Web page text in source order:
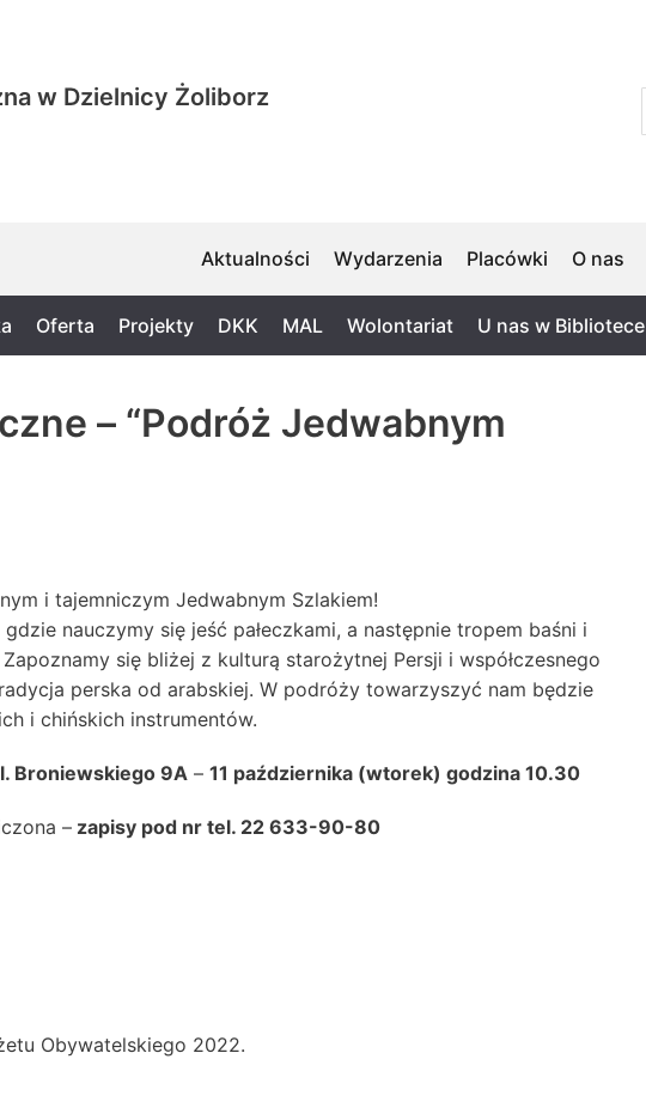
w Dzielnicy Żoliborz
Aktualności Wydarzenia Placówki O nas
Oferta Projekty DKK MAL Wolontariat U nas w Bibliotece
– “Podróż Jedwabnym
i tajemniczym Jedwabnym Szlakiem!
nauczymy się jeść pałeczkami, a następnie tropem baśni i
się bliżej z kulturą starożytnej Persji i współczesnego
perska od arabskiej. W podróży towarzyszyć nam będzie
i chińskich instrumentów.
Broniewskiego 9A – 11 października (wtorek) godzina 10.30
– zapisy pod nr tel. 22 633-90-80
Obywatelskiego 2022.